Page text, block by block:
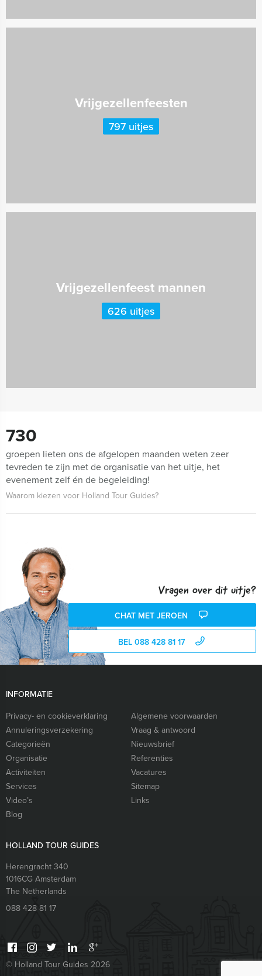
Vrijgezellenfeesten
797 uitjes
Vrijgezellenfeest mannen
626 uitjes
730
groepen lieten ons de afgelopen maanden weten zeer
tevreden te zijn met de organisatie van het uitje, het
evenement zelf én de begeleiding!
Waarom kiezen voor Holland Tour Guides?
Vragen over dit uitje?
CHAT MET JEROEN
BEL 088 428 81 17
INFORMATIE
Privacy- en cookieverklaring
Algemene voorwaarden
Annuleringsverzekering
Vraag & antwoord
Categorieën
Nieuwsbrief
Organisatie
Referenties
Activiteiten
Vacatures
Services
Sitemap
Video’s
Links
Blog
HOLLAND TOUR GUIDES
Herengracht 340
1016CG Amsterdam
The Netherlands
088 428 81 17
© Holland Tour Guides 2026